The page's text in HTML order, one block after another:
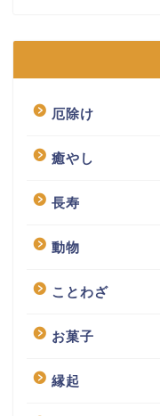
厄除け
癒やし
長寿
動物
ことわざ
お菓子
縁起